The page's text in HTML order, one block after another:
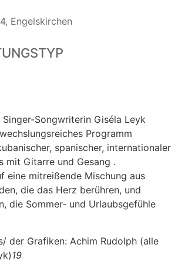
Engelskirchen
Songwriterin Giséla Leyk
Programm
spanischer, internationaler
mit Gitarre und Gesang .
eine mitreißende Mischung aus
die das Herz berühren, und
die Sommer- und Urlaubsgefühle
der Grafiken: Achim Rudolph (alle
19